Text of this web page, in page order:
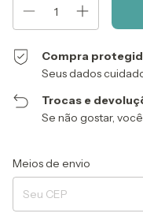
Compra
Seus dados
Trocas e
Se não gostar,
Entregas para o CEP:
Meios de envio